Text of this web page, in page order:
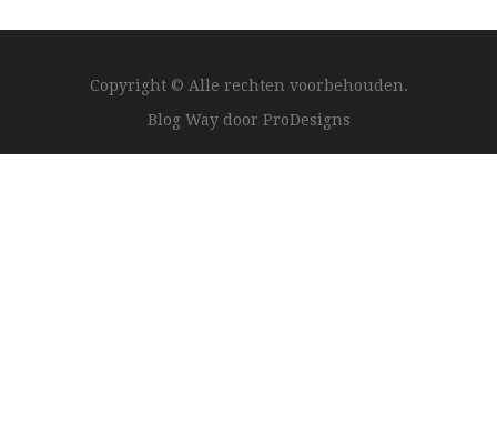
Copyright © Alle rechten voorbehouden.
Blog Way door ProDesigns